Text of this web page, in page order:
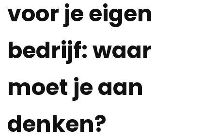
voor je eigen
bedrijf: waar
moet je aan
denken?